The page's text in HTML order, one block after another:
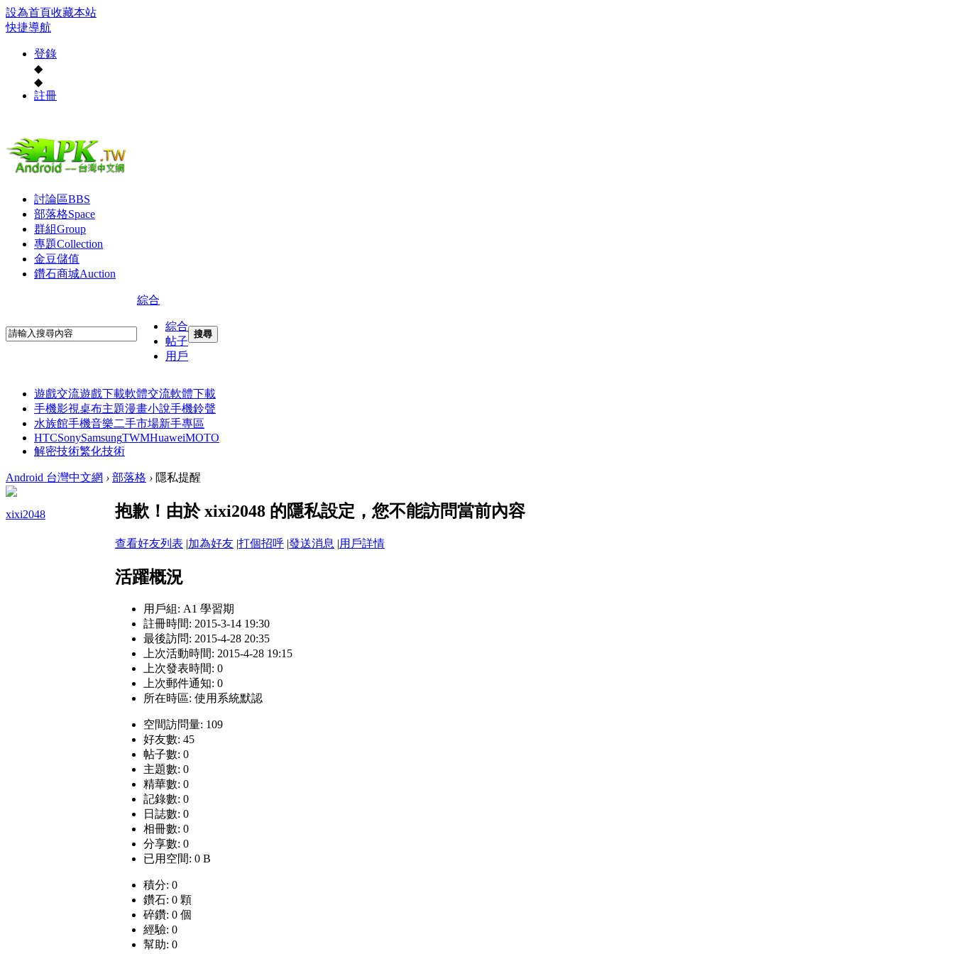
設為首頁收藏本站
快捷導航
登錄
◆
◆
註冊
討論區BBS
部落格Space
群組Group
專題Collection
金豆儲值
鑽石商城Auction
綜合
綜合
帖子
用戶
搜尋
遊戲交流遊戲下載軟體交流軟體下載
手機影視桌布主題漫畫小說手機鈴聲
水族館手機音樂二手市場新手專區
HTCSonySamsungTWMHuaweiMOTO
解密技術繁化技術
Android 台灣中文網 › 部落格 › 隱私提醒
xixi2048 抱歉！由於 xixi2048 的隱私設定，您不能訪問當前內容
查看好友列表 |加為好友 |打個招呼 |發送消息 |用戶詳情
活躍概況
用戶組: A1 學習期
註冊時間: 2015-3-14 19:30
最後訪問: 2015-4-28 20:35
上次活動時間: 2015-4-28 19:15
上次發表時間: 0
上次郵件通知: 0
所在時區: 使用系統默認
空間訪問量: 109
好友數: 45
帖子數: 0
主題數: 0
精華數: 0
記錄數: 0
日誌數: 0
相冊數: 0
分享數: 0
已用空間: 0 B
積分: 0
鑽石: 0 顆
碎鑽: 0 個
經驗: 0
幫助: 0